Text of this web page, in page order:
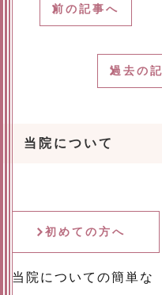
前の記事へ
過去の
当院について
初めての方へ
当院についての簡単な